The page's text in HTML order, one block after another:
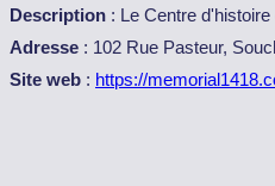
Description : Le Centre
Adresse : 102 Rue Pasteur,
Site web : https://